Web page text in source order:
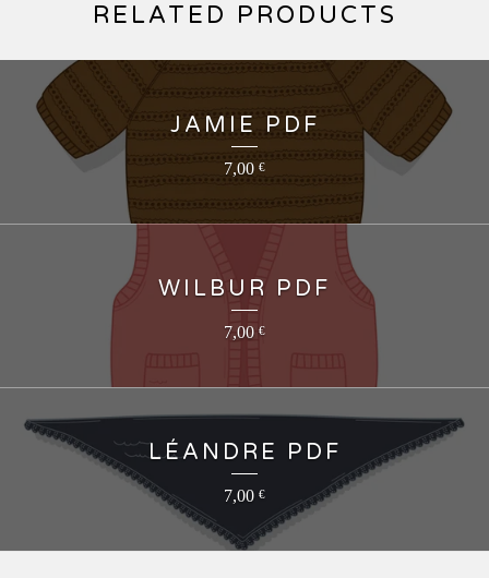
RELATED PRODUCTS
JAMIE PDF
7,00 €
WILBUR PDF
7,00 €
LÉANDRE PDF
7,00 €